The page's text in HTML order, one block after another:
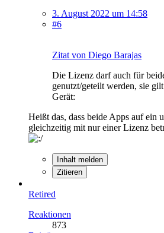
3. August 2022 um 14:58
#6
Zitat von Diego Barajas
Die Lizenz darf auch für
genutzt/geteilt werden, sie
Gerät:
Heißt das, dass beide Apps auf ein
gleichzeitig mit nur einer Lizenz
Inhalt melden
Zitieren
Retired
Reaktionen
873